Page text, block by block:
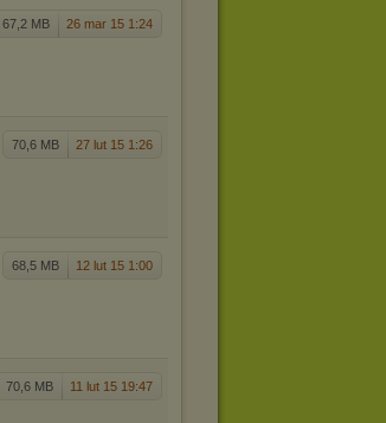
67,2 MB 26 mar 15 1:24
70,6 MB 27 lut 15 1:26
68,5 MB 12 lut 15 1:00
70,6 MB 11 lut 15 19:47